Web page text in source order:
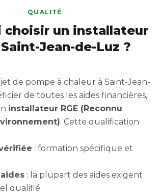
QUALITÉ
choisir un installateur
Saint-Jean-de-Luz ?
de pompe à chaleur à Saint-Jean-
de toutes les aides financières,
installateur RGE (Reconnu
. Cette qualification
: formation spécifique et
: la plupart des aides exigent
qualifié